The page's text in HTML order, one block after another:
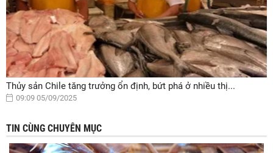
Thủy sản Chile tăng trưởng ổn định, bứt phá ở nhiều thị...
09:09 05/09/2025
TIN CÙNG CHUYÊN MỤC